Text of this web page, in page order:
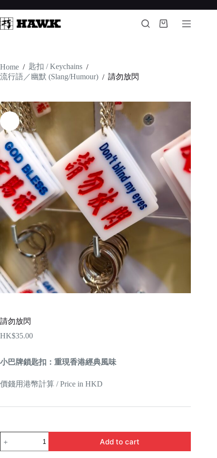
to
content
Shopping
Home / 匙扣 / Keychains /
流行語／幽默 (Slang/Humour) / 請勿放閃
請勿放閃
HK$35.00
小巴牌鎖匙扣：重現香港經典風味
價錢用港幣計算 / Price in HKD
勿
Add to cart